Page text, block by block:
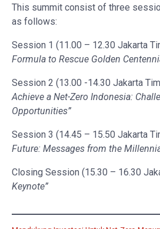
This summit consist of three
as follows:
Session 1 (11.00 – 12.30 Jakarta
Formula to Rescue Golden
Session 2 (13.00 -14.30 Jakarta
Achieve a Net-Zero Indonesia:
Opportunities”
Session 3 (14.45 – 15.50 Jakarta
Future: Messages from the
Closing Session (15.30 – 16.30
Keynote”